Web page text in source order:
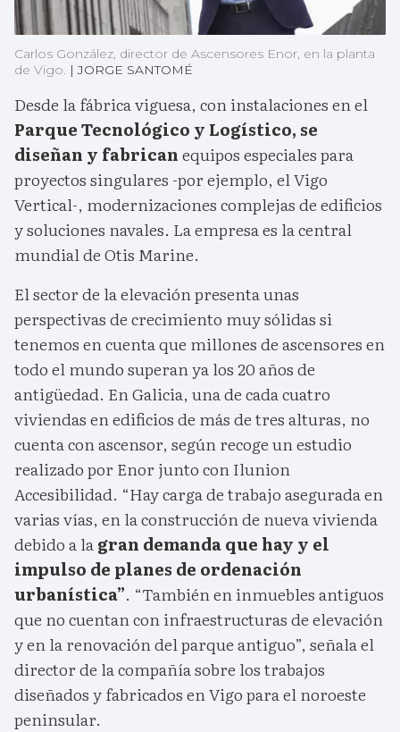
Carlos González, director de Ascensores Enor, en la planta
de Vigo. |JORGE SANTOMÉ
Desde la fábrica viguesa, con instalaciones en el
Parque Tecnológico y Logístico, se
diseñan y fabricanequipos especiales para
proyectos singulares -por ejemplo, el Vigo
Vertical-, modernizaciones complejas de edificios
y soluciones navales. La empresa es la central
mundial de Otis Marine.
El sector de la elevación presenta unas
perspectivas de crecimiento muy sólidas si
tenemos en cuenta que millones de ascensores en
todo el mundo superan ya los 20 años de
antigüedad. En Galicia, una de cada cuatro
viviendas en edificios de más de tres alturas, no
cuenta con ascensor, según recoge un estudio
realizado por Enor junto con Ilunion
Accesibilidad. “Hay carga de trabajo asegurada en
varias vías, en la construcción de nueva vivienda
debido a lagran demanda que hay y el
impulso de planes de ordenación
urbanística”. “También en inmuebles antiguos
que no cuentan con infraestructuras de elevación
y en la renovación del parque antiguo”, señala el
director de la compañía sobre los trabajos
diseñados y fabricados en Vigo para el noroeste
peninsular.